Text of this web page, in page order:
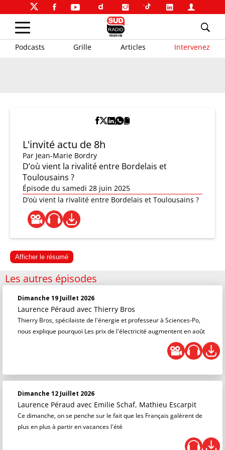
Podcasts Grille Articles Intervenez
L'invité actu de 8h
Par Jean-Marie Bordry
D’où vient la rivalité entre Bordelais et
Toulousains ?
Épisode du samedi 28 juin 2025
D’où vient la rivalité entre Bordelais et Toulousains ?
Afficher le résumé
Les autres épisodes
Dimanche 19 Juillet 2026
Laurence Péraud avec Thierry Bros
Thierry Bros, spécilaiste de l'énergie et professeur à Sciences-Po,
nous explique pourquoi Les prix de l'électricité augmentent en août
Dimanche 12 Juillet 2026
Laurence Péraud avec Emilie Schaf, Mathieu Escarpit
Ce dimanche, on se penche sur le fait que les Français galèrent de
plus en plus à partir en vacances l'été